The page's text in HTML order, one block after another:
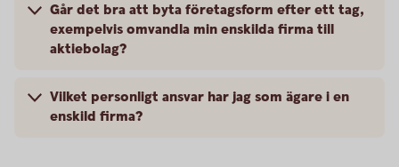
Går det bra att byta företagsform efter ett tag,
exempelvis omvandla min enskilda firma till
aktiebolag?
Vilket personligt ansvar har jag som ägare i en
enskild firma?